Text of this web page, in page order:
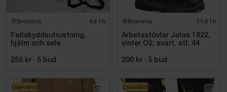
Bromma 4d 1h
Fallskyddsutrustning,
hjälm och sele
250 kr · 5 bud
Bromma 11d 1h
Arbetsstövlar Jalas 1822,
vinter O2, svart. stl. 44
200 kr · 5 bud
Oanvänd Oanvänd